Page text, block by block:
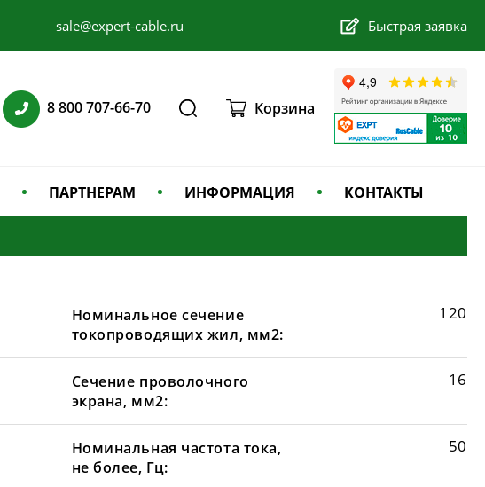
sale@expert-cable.ru Быстрая заявка
8 800 707-66-70 Корзина
ПАРТНЕРАМ ИНФОРМАЦИЯ КОНТАКТЫ
Номинальное сечение
токопроводящих жил, мм2:
120
Сечение проволочного
экрана, мм2:
16
Номинальная частота тока,
не более, Гц:
50